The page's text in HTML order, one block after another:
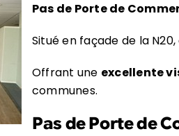
Pas de Porte de
Situé en façade de la N20,
Offrant une excellente
communes.
Pas de Porte de